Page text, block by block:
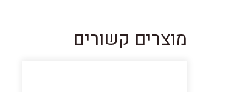
מוצרים קשורים